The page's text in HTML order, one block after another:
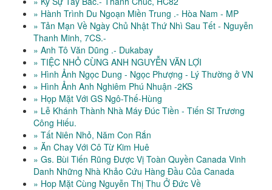
» Hành Trình Du Ngoạn Miền Trung .- Hòa Nam - MP
» Tản Mạn Về Ngày Chủ Nhật Thứ Nhì Sau Tết - Nguyễn
Thanh Minh, 7CS.-
» Anh Tô Văn Dũng .- Dukabay
» TIỆC NHỎ CÙNG ANH NGUYỄN VĂN LỢI
» Hình Ảnh Ngọc Dung - Ngọc Phượng - Lý Thường ở VN
» Hình Ảnh Anh Nghiêm Phú Nhuận -2KS
» Họp Mặt Với GS Ngô-Thế-Hùng
» Lễ Khánh Thành Nhà Máy Đúc Tiền - Tiến Sĩ Trương
Công Hiếu.
» Tất Niên Nhỏ, Năm Con Rắn
» Ăn Chay Với Cô Từ Kim Huê
» Gs. Bùi Tiến Rũng Được Vị Toàn Quyền Canada Vinh
Danh Những Nhà Khảo Cứu Hàng Đầu Của Canada
» Hop Mặt Cùng Nguyễn Thị Thu Ở Đức Về